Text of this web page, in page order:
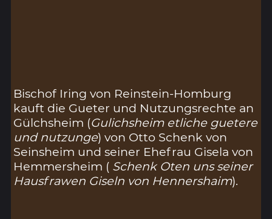
Bischof Iring von Reinstein-Homburg
kauft die Gueter und Nutzungsrechte an
Gülchsheim (Gulichsheim etliche guetere
und nutzunge) von Otto Schenk von
Seinsheim und seiner Ehefrau Gisela von
Hemmersheim ( Schenk Oten uns seiner
Hausfrawen Giseln von Hennershaim).